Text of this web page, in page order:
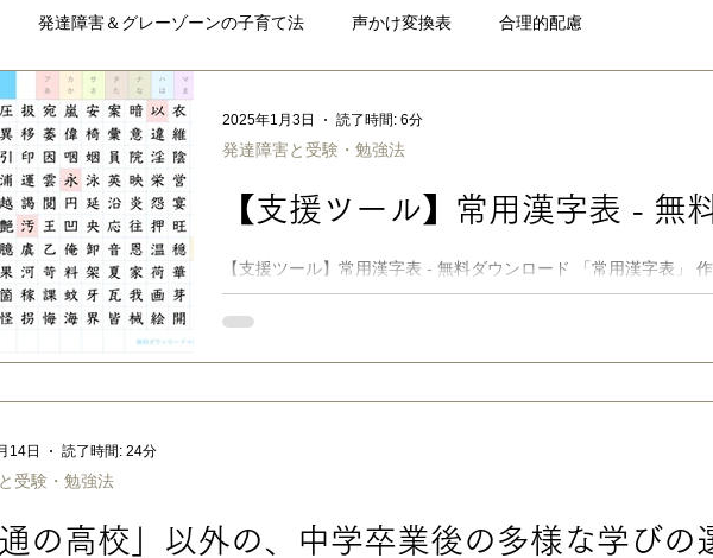
発達障害＆グレーゾーンの子育て法 声かけ変換表 合理的配慮
ントトレーニング 発達障害と受験・勉強法 10代のための凸凹学
まとめ 【支援ツール】常用漢字表 - 無
【支援ツール】常用漢字表 - 無料ダウンロード 「常用漢字表」
ど……😅）。 できれば中高生までに覚えたい、 常用漢字2136字
化庁「 常用漢字表の音訓索引 」「 常用漢字表 」などを元に作
強、LDを始め発達障害などのある子・方の合理的配慮、お年寄
配慮の伝え方については、新刊『担任の先生に伝わる！子どもが
発達障害と受験・勉強法
2025年1月3日 読了時間: 6分
通の高校」以外の、中学卒業後の多様な学びの
受験・勉強法
14日 読了時間: 24分